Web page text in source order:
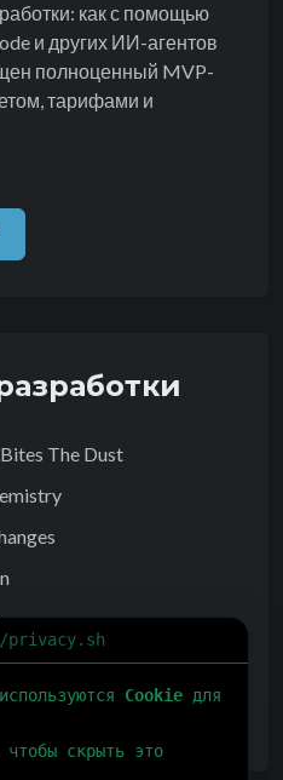
как с помощью
и других ИИ-агентов
полноценный MVP-
тарифами и
The Dust
Никогда никогда
privacy.sh
Cookie для
чтобы скрыть это